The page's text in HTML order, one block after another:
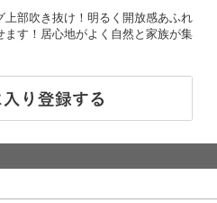
部吹き抜け！明るく開放感あふれ
す！居心地がよく自然と家族が集